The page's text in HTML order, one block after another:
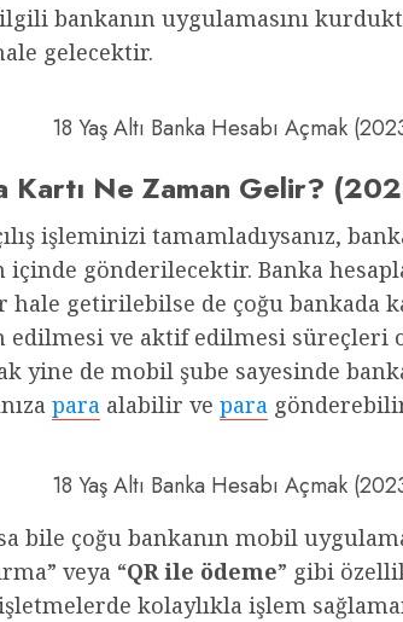
bankanın uygulamasını
gelecektir.
18 Yaş Altı Banka Hesabı Açmak
Kartı Ne Zaman Gelir?
işleminizi tamamladıysanız,
gönderilecektir. Banka
hale getirilebilse de çoğu bankada
edilmesi ve aktif edilmesi süreçleri
yine de mobil şube sayesinde
para alabilir ve para
18 Yaş Altı Banka Hesabı Açmak
bile çoğu bankanın mobil
veya “QR ile ödeme” gibi
işletmelerde kolaylıkla işlem